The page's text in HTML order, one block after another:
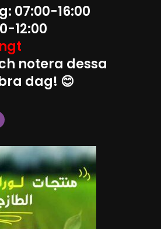
07:00-16:00
12:00
notera dessa
dag! 😊